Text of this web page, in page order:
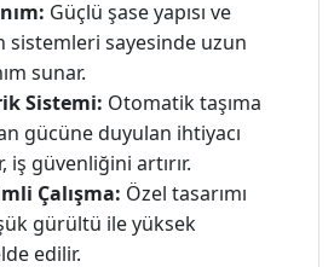
Güçlü şase yapısı ve
sistemleri sayesinde uzun
sunar.
Sistemi: Otomatik taşıma
gücüne duyulan ihtiyacı
iş güvenliğini artırır.
Çalışma: Özel tasarımı
gürültü ile yüksek
edilir.